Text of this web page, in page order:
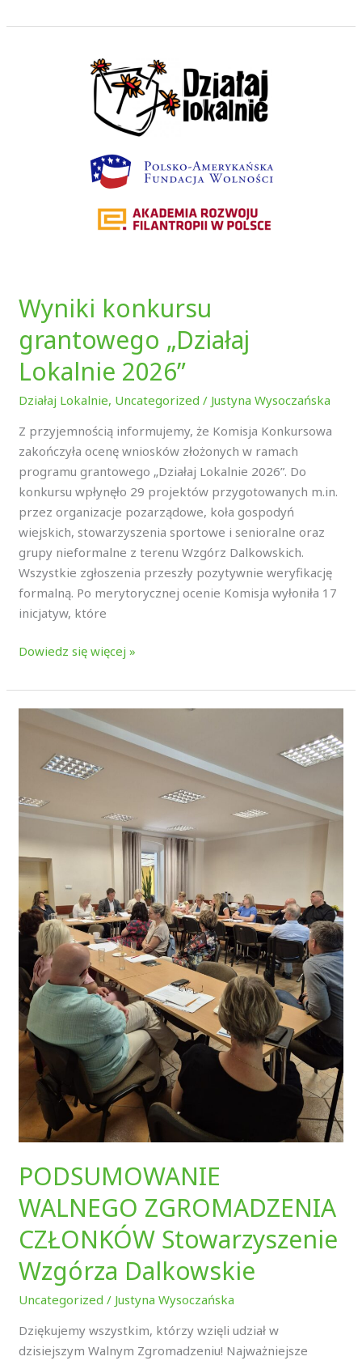
Wyniki konkursu
grantowego „Działaj
Lokalnie 2026”
Działaj Lokalnie, Uncategorized / Justyna Wysoczańska
Z przyjemnością informujemy, że Komisja Konkursowa
zakończyła ocenę wniosków złożonych w ramach
programu grantowego „Działaj Lokalnie 2026”. Do
konkursu wpłynęło 29 projektów przygotowanych m.in.
przez organizacje pozarządowe, koła gospodyń
wiejskich, stowarzyszenia sportowe i senioralne oraz
grupy nieformalne z terenu Wzgórz Dalkowskich.
Wszystkie zgłoszenia przeszły pozytywnie weryfikację
formalną. Po merytorycznej ocenie Komisja wyłoniła 17
inicjatyw, które
Dowiedz się więcej »
PODSUMOWANIE
WALNEGO ZGROMADZENIA
CZŁONKÓW Stowarzyszenie
Wzgórza Dalkowskie
Uncategorized / Justyna Wysoczańska
Dziękujemy wszystkim, którzy wzięli udział w
dzisiejszym Walnym Zgromadzeniu! Najważniejsze
PODSUMOWANIE
ZGROMADZENIA
CZŁONKÓW
Stowarzyszenie
Wzgórza
Dalkowskie